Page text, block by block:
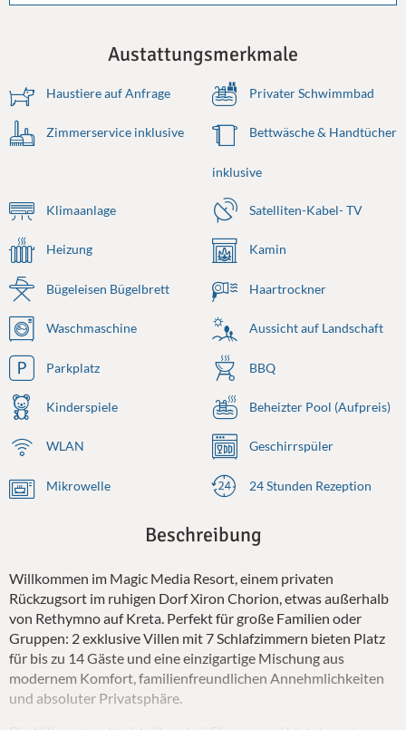
Austattungsmerkmale
Haustiere auf Anfrage Privater Schwimmbad
Zimmerservice inklusive Bettwäsche & Handtücher
inklusive
Klimaanlage Satelliten-Kabel- TV
Heizung Kamin
Bügeleisen Bügelbrett Haartrockner
Waschmaschine Aussicht auf Landschaft
Parkplatz BBQ
Kinderspiele Beheizter Pool (Aufpreis)
WLAN Geschirrspüler
Mikrowelle 24 Stunden Rezeption
Beschreibung
Willkommen im Magic Media Resort, einem privaten
Rückzugsort im ruhigen Dorf Xiron Chorion, etwas außerhalb
von Rethymno auf Kreta. Perfekt für große Familien oder
Gruppen: 2 exklusive Villen mit 7 Schlafzimmern bieten Platz
für bis zu 14 Gäste und eine einzigartige Mischung aus
modernem Komfort, familienfreundlichen Annehmlichkeiten
und absoluter Privatsphäre.